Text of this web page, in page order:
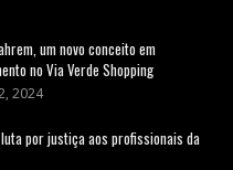
um novo conceito em
no Via Verde Shopping
2024
por justiça aos profissionais da